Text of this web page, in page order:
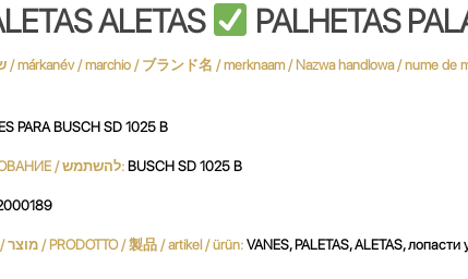
ALETAS PALHETAS
PARA BUSCH SD 1025 B
UTILIZACIÓN / USE / UTILISATION / استعمال / UTILIZZO / VERWENDUNG / ИСПОЛЬЗОВАНИЕ / להשתמש: BUSCH SD 1025 B
PRODUCTO / PRODUKT / PRODUCT / продукт / 產品 / 생성물 / LE PRODUIT / ΠΡΟΪΟΝ / מוצר / PRODOTTO / 製品 / artikel / ürün: VANES, PALETAS, ALETAS, лопасти